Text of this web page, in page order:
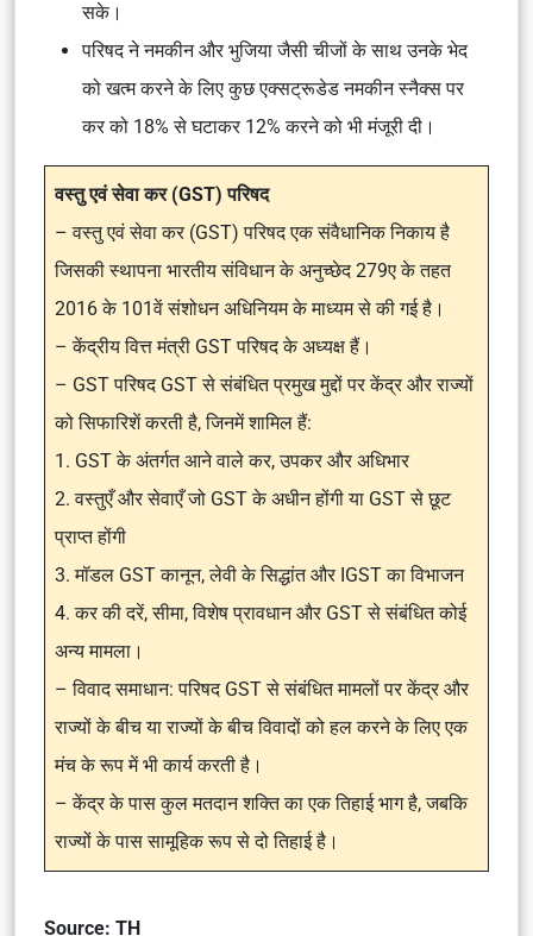
सके।
परिषद ने नमकीन और भुजिया जैसी चीजों के साथ उनके भेद
को खत्म करने के लिए कुछ एक्सट्रूडेड नमकीन स्नैक्स पर
कर को 18% से घटाकर 12% करने को भी मंजूरी दी।
वस्तु एवं सेवा कर (GST) परिषद
– वस्तु एवं सेवा कर (GST) परिषद एक संवैधानिक निकाय है
जिसकी स्थापना भारतीय संविधान के अनुच्छेद 279ए के तहत
2016 के 101वें संशोधन अधिनियम के माध्यम से की गई है।
– केंद्रीय वित्त मंत्री GST परिषद के अध्यक्ष हैं।
– GST परिषद GST से संबंधित प्रमुख मुद्दों पर केंद्र और राज्यों
को सिफारिशें करती है, जिनमें शामिल हैं:
1. GST के अंतर्गत आने वाले कर, उपकर और अधिभार
2. वस्तुएँ और सेवाएँ जो GST के अधीन होंगी या GST से छूट
प्राप्त होंगी
3. मॉडल GST कानून, लेवी के सिद्धांत और IGST का विभाजन
4. कर की दरें, सीमा, विशेष प्रावधान और GST से संबंधित कोई
अन्य मामला।
– विवाद समाधान: परिषद GST से संबंधित मामलों पर केंद्र और
राज्यों के बीच या राज्यों के बीच विवादों को हल करने के लिए एक
मंच के रूप में भी कार्य करती है।
– केंद्र के पास कुल मतदान शक्ति का एक तिहाई भाग है, जबकि
राज्यों के पास सामूहिक रूप से दो तिहाई है।
Source: TH